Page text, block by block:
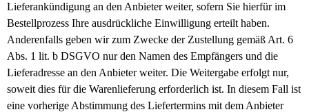
Lieferankündigung an den Anbieter weiter, sofern Sie hierfür im
Bestellprozess Ihre ausdrückliche Einwilligung erteilt haben.
Anderenfalls geben wir zum Zwecke der Zustellung gemäß Art. 6
Abs. 1 lit. b DSGVO nur den Namen des Empfängers und die
Lieferadresse an den Anbieter weiter. Die Weitergabe erfolgt nur,
soweit dies für die Warenlieferung erforderlich ist. In diesem Fall ist
eine vorherige Abstimmung des Liefertermins mit dem Anbieter